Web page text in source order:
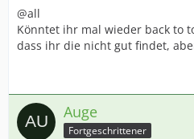
@all
Könntet ihr mal wieder back to
dass ihr die nicht gut findet,
Auge
Fortgeschrittener